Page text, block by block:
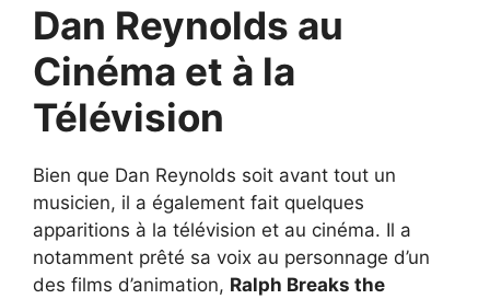
Dan Reynolds au
Cinéma et à la
Télévision
Bien que Dan Reynolds soit avant tout un
musicien, il a également fait quelques
apparitions à la télévision et au cinéma. Il a
notamment prêté sa voix au personnage d’un
des films d’animation, Ralph Breaks the